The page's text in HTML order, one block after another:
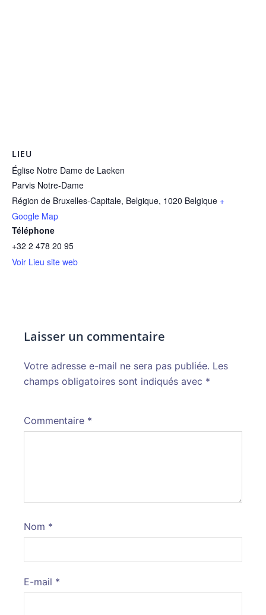
LIEU
Église Notre Dame de Laeken
Parvis Notre-Dame
Région de Bruxelles-Capitale, Belgique, 1020 Belgique +
Google Map
Téléphone
+32 2 478 20 95
Voir Lieu site web
Laisser un commentaire
Votre adresse e-mail ne sera pas publiée. Les
champs obligatoires sont indiqués avec *
Commentaire *
Nom *
E-mail *
Alternative: